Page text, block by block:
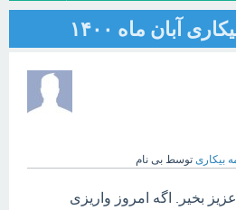
آبان ماه ۱۴۰۰
بیکاری توسط بی نام
بخیر. اگه امروز واریزی